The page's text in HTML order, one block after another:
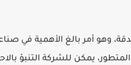
وهو أمر بالغ الأهمية في
يمكن للشركة التنبؤ